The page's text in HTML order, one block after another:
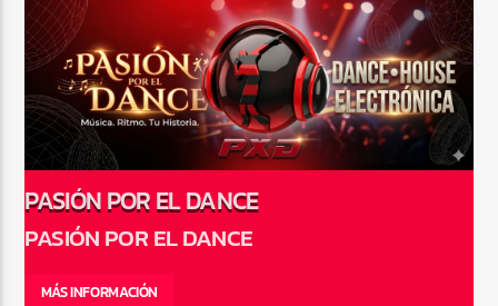
PASIÓN POR EL DANCE
PASIÓN POR EL DANCE
MÁS INFORMACIÓN